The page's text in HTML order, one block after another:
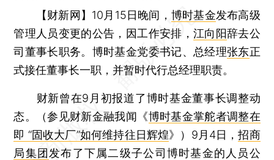
【财新网】 10月15日晚间， 博时基金发布高级
管理人员变更的公告，因工作安排， 江向阳辞去公
司董事长职务。博时基金党委书记、总经理张东正
式接任董事长一职，并暂时代行总经理职责。
财新曾在9月初报道了博时基金董事长调整动
态。（参见财新金融我闻《博时基金掌舵者调整在
即 “固收大厂”如何维持往日辉煌》）9月4日，招商
局集团 发布了下属二级子公司博时基金的人员公